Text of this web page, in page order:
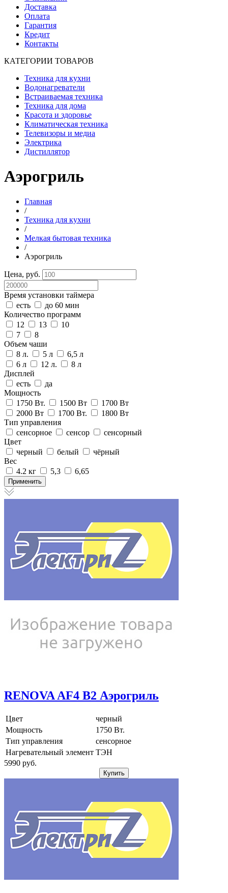
Доставка
Оплата
Гарантия
Кредит
Контакты
КАТЕГОРИИ ТОВАРОВ
Техника для кухни
Водонагреватели
Встраиваемая техника
Техника для дома
Красота и здоровье
Климатическая техника
Телевизоры и медиа
Электрика
Дистиллятор
Аэрогриль
Главная
/
Техника для кухни
/
Мелкая бытовая техника
/
Аэрогриль
Цена, руб.
Время установки таймера
есть
до 60 мин
Количество программ
12
13
10
7
8
Объем чаши
8 л.
5 л
6,5 л
6 л
12 л.
8 л
Дисплей
есть
да
Мощность
1750 Вт.
1500 Вт
1700 Вт
2000 Вт
1700 Вт.
1800 Вт
Тип управления
сенсорное
сенсор
сенсорный
Цвет
черный
белый
чёрный
Вес
4.2 кг
5,3 6,65
RENOVA AF4 B2 Аэрогриль
Цвет
черный
Мощность
1750 Вт.
Тип управления
сенсорное
Нагревательный элемент ТЭН
5990 pуб.
Купить